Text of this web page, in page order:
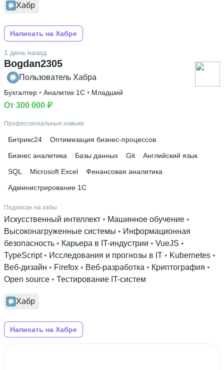
Хабр
Написать на Хабре
Bogdan2305
1 день назад
Пользователь Хабра
Бухгалтер • Аналитик 1С • Младший
От 300 000 ₽
Профессиональные навыки
Битрикс24
Оптимизация бизнес-процессов
Бизнес аналитика
Базы данных Git
Английский язык
SQL
Microsoft Excel
Финансовая аналитика
Администрирование 1С
Подписан на хабы
Искусственный интеллект • Машинное обучение
Высоконагруженные системы • Информационная
безопасность • Карьера в IT-индустрии • VueJS
TypeScript • Исследования и прогнозы в IT • Kubernetes
Веб-дизайн • Firefox • Веб-разработка • Криптография
Open source • Тестирование IT-систем
Хабр
Написать на Хабре